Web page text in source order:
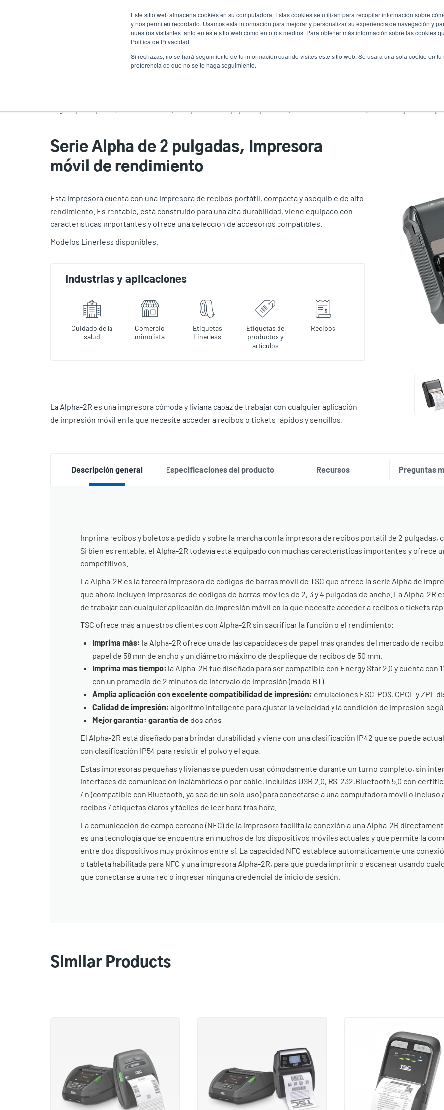
Este sitio web almacena cookies en su computadora. Estas cookies se utilizan para recopilar información sobre
y nos permiten recordarlo. Usamos esta información para mejorar y personalizar su experiencia de navegación y
nuestros visitantes tanto en este sitio web como en otros medios. Para obtener más información sobre las cookies
Política de Privacidad.
Si rechazas, no se hará seguimiento de tu información cuando visites este sitio web. Se usará una sola cookie en
preferencia de que no se te haga seguimiento.
User
Noticias
Header
Página principal Productos Impresión sin papel soporte Linerless 2-inch
Serie Alpha de 2 pulgadas, Impresora
móvil de rendimiento
Esta impresora cuenta con una impresora de recibos portátil, compacta y asequible de alto
rendimiento. Es rentable, está construido para una alta durabilidad, viene equipado con
características importantes y ofrece una selección de accesorios compatibles.
Modelos Linerless disponibles.
Industrias y aplicaciones
Cuidado de la
salud
Comercio
minorista
Etiquetas
Linerless
Etiquetas de
productos y
artículos
Recibos
La Alpha-2R es una impresora cómoda y liviana capaz de trabajar con cualquier aplicación
de impresión móvil en la que necesite acceder a recibos o tickets rápidos y sencillos.
Descripción general Especificaciones del producto Recursos Preguntas
Imprima recibos y boletos a pedido y sobre la marcha con la impresora de recibos portátil de 2 pulgadas,
Si bien es rentable, el Alpha-2R todavía está equipado con muchas características importantes y ofrece
competitivos.
La Alpha-2R es la tercera impresora de códigos de barras móvil de TSC que ofrece la serie Alpha de
que ahora incluyen impresoras de códigos de barras móviles de 2, 3 y 4 pulgadas de ancho. La Alpha-2R
de trabajar con cualquier aplicación de impresión móvil en la que necesite acceder a recibos o tickets
TSC ofrece más a nuestros clientes con Alpha-2R sin sacrificar la función o el rendimiento:
Imprima más: la Alpha-2R ofrece una de las capacidades de papel más grandes del mercado de
papel de 58 mm de ancho y un diámetro máximo de despliegue de recibos de 50 mm.
Imprima más tiempo: la Alpha-2R fue diseñada para ser compatible con Energy Star 2.0 y cuenta con
con un promedio de 2 minutos de intervalo de impresión (modo BT)
Amplia aplicación con excelente compatibilidad de impresión: emulaciones ESC-POS, CPCL y ZPL
Calidad de impresión: algoritmo inteligente para ajustar la velocidad y la condición de impresión
Mejor garantía: garantía dedos años
El Alpha-2R está diseñado para brindar durabilidad y viene con una clasificación IP42 que se puede
con clasificación IP54 para resistir el polvo y el agua.
Estas impresoras pequeñas y livianas se pueden usar cómodamente durante un turno completo, sin
interfaces de comunicación inalámbricas o por cable, incluidas USB 2.0, RS-232,Bluetooth 5.0 con
/ n (compatible con Bluetooth, ya sea de un solo uso) para conectarse a una computadora móvil o
recibos / etiquetas claros y fáciles de leer hora tras hora.
La comunicación de campo cercano (NFC) de la impresora facilita la conexión a una Alpha-2R
es una tecnología que se encuentra en muchos de los dispositivos móviles actuales y que permite la
entre dos dispositivos muy próximos entre sí. La capacidad NFC establece automáticamente una
o tableta habilitada para NFC y una impresora Alpha-2R, para que pueda imprimir o escanear usando
que conectarse a una red o ingresar ninguna credencial de inicio de sesión.
Similar Products